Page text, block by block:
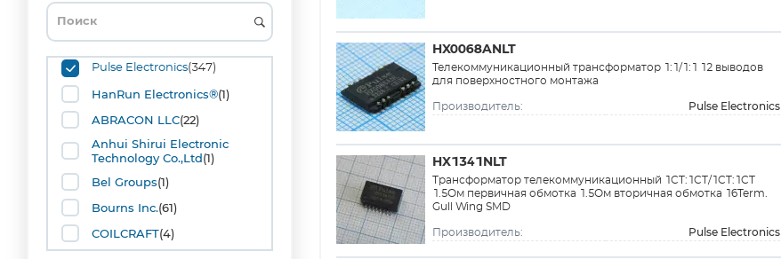
Pulse Electronics(347)
HanRun Electronics®(1)
ABRACON LLC(22)
Anhui Shirui Electronic
Technology Co.,Ltd(1)
Bel Groups(1)
Bourns Inc.(61)
COILCRAFT(4)
HX0068ANLT
Телекоммуникационный трансформатор 1:1/1:1 12 выводов
для поверхностного монтажа
Производитель: Pulse Electronics
HX1341NLT
Трансформатор телекоммуникационный 1CT:1CT/1CT:1CT
1.5Ом первичная обмотка 1.5Ом вторичная обмотка 16Term.
Gull Wing SMD
Производитель: Pulse Electronics